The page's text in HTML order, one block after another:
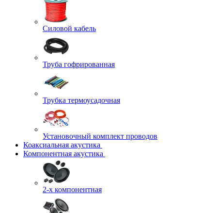
Силовой кабель
Труба гофрированная
Трубка термоусадочная
Установочный комплект проводов
Коаксиальная акустика
Компонентная акустика
2-х компонентная